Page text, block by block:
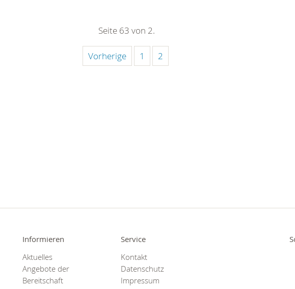
Seite 63 von 2.
Vorherige 1 2
Informieren
Aktuelles
Angebote der
Bereitschaft
Service
Kontakt
Datenschutz
Impressum